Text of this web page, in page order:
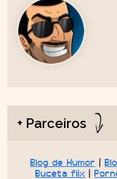
+ Parceiros
Blog de Humor |
Buceta flix |